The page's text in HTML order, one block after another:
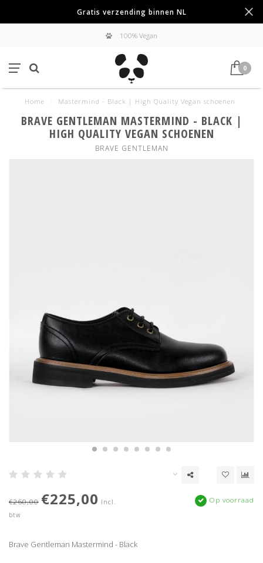
Gratis verzending binnen NL
100% Vegan
0
Home Mastermind - Black | High Quality Vegan schoenen
BRAVE GENTLEMAN MASTERMIND - BLACK |
HIGH QUALITY VEGAN SCHOENEN
BRAVE GENTLEMAN
€260,00 €225,00 Incl.
btw
Op voorraad
Brave Gentleman Mastermind - Black